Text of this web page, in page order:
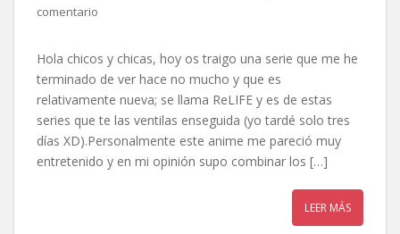
comentario
Hola chicos y chicas, hoy os traigo una serie que me he
terminado de ver hace no mucho y que es
relativamente nueva; se llama ReLIFE y es de estas
series que te las ventilas enseguida (yo tardé solo tres
días XD).Personalmente este anime me pareció muy
entretenido y en mi opinión supo combinar los […]
LEER MÁS